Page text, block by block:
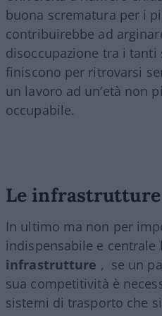
buona scrematura per i
contribuirebbe ad
disoccupazione tra i
finiscono per ritrovarsi
un lavoro ad un’età non
occupabile.
Le infrastrutture
In ultimo ma non per
indispensabile e centrale
infrastrutture , se un
sua competitività è
sistemi di trasporto che